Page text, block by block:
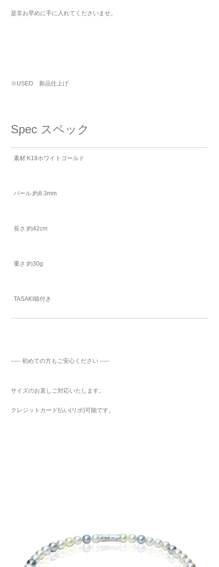
是非お早めに手に入れてくださいませ。
※USED 新品仕上げ
Spec スペック
素材:K18ホワイトゴールド
パール:約8.3mm
長さ:約42cm
重さ:約30g
TASAKI箱付き
----- 初めての方もご安心ください -----
サイズのお直しご対応いたします。
クレジットカード払い(リボ)可能です。